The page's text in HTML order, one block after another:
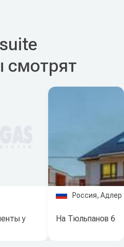
смотрят
у
Россия, Адлер
На Тюльпанов 6